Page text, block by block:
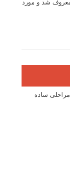
معروف شد و مورد
ساده